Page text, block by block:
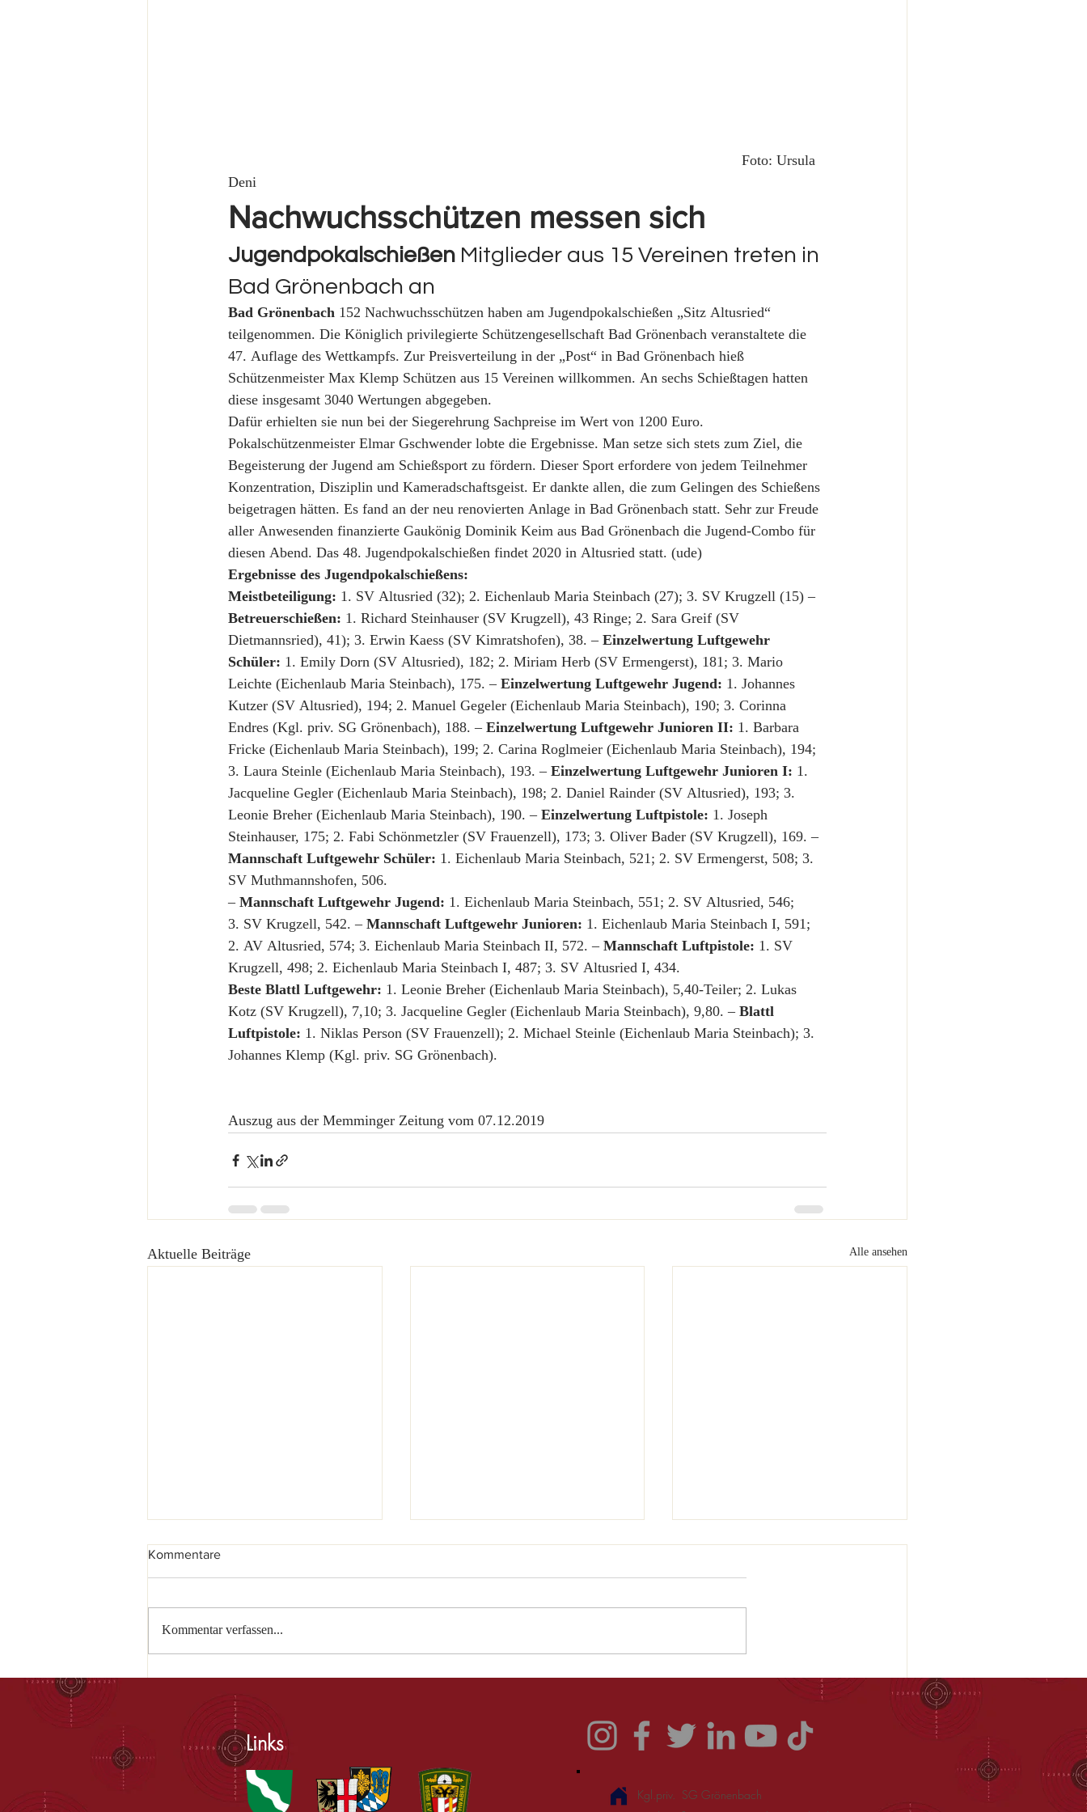
Deni
Nachwuchsschützen messen sich
Jugendpokalschießen Mitglieder aus 15 Vereinen treten in
Bad Grönenbach an
Bad Grönenbach 152 Nachwuchsschützen haben am Jugendpokalschießen „Sitz Altusried“
teilgenommen. Die Königlich privilegierte Schützengesellschaft Bad Grönenbach veranstaltete die
47. Auflage des Wettkampfs. Zur Preisverteilung in der „Post“ in Bad Grönenbach hieß
Schützenmeister Max Klemp Schützen aus 15 Vereinen willkommen. An sechs Schießtagen hatten
diese insgesamt 3040 Wertungen abgegeben.
Dafür erhielten sie nun bei der Siegerehrung Sachpreise im Wert von 1200 Euro.
Pokalschützenmeister Elmar Gschwender lobte die Ergebnisse. Man setze sich stets zum Ziel, die
Begeisterung der Jugend am Schießsport zu fördern. Dieser Sport erfordere von jedem Teilnehmer
Konzentration, Disziplin und Kameradschaftsgeist. Er dankte allen, die zum Gelingen des Schießens
beigetragen hätten. Es fand an der neu renovierten Anlage in Bad Grönenbach statt. Sehr zur Freude
aller Anwesenden finanzierte Gaukönig Dominik Keim aus Bad Grönenbach die Jugend-Combo für
diesen Abend. Das 48. Jugendpokalschießen findet 2020 in Altusried statt. (ude)
Ergebnisse des Jugendpokalschießens:
Meistbeteiligung: 1. SV Altusried (32); 2. Eichenlaub Maria Steinbach (27); 3. SV Krugzell (15) –
Betreuerschießen: 1. Richard Steinhauser (SV Krugzell), 43 Ringe; 2. Sara Greif (SV
Dietmannsried), 41); 3. Erwin Kaess (SV Kimratshofen), 38. – Einzelwertung Luftgewehr
Schüler: 1. Emily Dorn (SV Altusried), 182; 2. Miriam Herb (SV Ermengerst), 181; 3. Mario
Leichte (Eichenlaub Maria Steinbach), 175. – Einzelwertung Luftgewehr Jugend: 1. Johannes
Kutzer (SV Altusried), 194; 2. Manuel Gegeler (Eichenlaub Maria Steinbach), 190; 3. Corinna
Endres (Kgl. priv. SG Grönenbach), 188. – Einzelwertung Luftgewehr Junioren II: 1. Barbara
Fricke (Eichenlaub Maria Steinbach), 199; 2. Carina Roglmeier (Eichenlaub Maria Steinbach), 194;
3. Laura Steinle (Eichenlaub Maria Steinbach), 193. – Einzelwertung Luftgewehr Junioren I: 1.
Jacqueline Gegler (Eichenlaub Maria Steinbach), 198; 2. Daniel Rainder (SV Altusried), 193; 3.
Leonie Breher (Eichenlaub Maria Steinbach), 190. – Einzelwertung Luftpistole: 1. Joseph
Steinhauser, 175; 2. Fabi Schönmetzler (SV Frauenzell), 173; 3. Oliver Bader (SV Krugzell), 169. –
Mannschaft Luftgewehr Schüler: 1. Eichenlaub Maria Steinbach, 521; 2. SV Ermengerst, 508; 3.
SV Muthmannshofen, 506.
– Mannschaft Luftgewehr Jugend: 1. Eichenlaub Maria Steinbach, 551; 2. SV Altusried, 546;
3. SV Krugzell, 542. – Mannschaft Luftgewehr Junioren: 1. Eichenlaub Maria Steinbach I, 591;
2. AV Altusried, 574; 3. Eichenlaub Maria Steinbach II, 572. – Mannschaft Luftpistole: 1. SV
Krugzell, 498; 2. Eichenlaub Maria Steinbach I, 487; 3. SV Altusried I, 434.
Beste Blattl Luftgewehr: 1. Leonie Breher (Eichenlaub Maria Steinbach), 5,40-Teiler; 2. Lukas
Kotz (SV Krugzell), 7,10; 3. Jacqueline Gegler (Eichenlaub Maria Steinbach), 9,80. – Blattl
Luftpistole: 1. Niklas Person (SV Frauenzell); 2. Michael Steinle (Eichenlaub Maria Steinbach); 3.
Johannes Klemp (Kgl. priv. SG Grönenbach).
Auszug aus der Memminger Zeitung vom 07.12.2019
Aktuelle Beiträge Alle ansehen
Die Könige Dominik und Linus
regieren bei den
Grönenbacher Schützen
Siegerehrung des
Kommentare
Kommentar verfassen...
Links
Kgl.priv. SG Grönenbach